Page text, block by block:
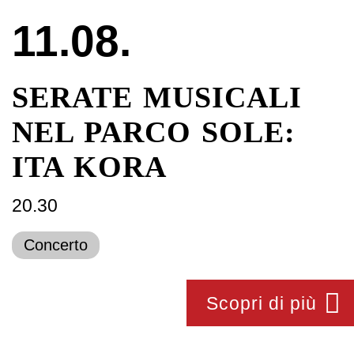
11.08.
SERATE MUSICALI
NEL PARCO SOLE:
ITA KORA
20.30
Concerto
Scopri di più